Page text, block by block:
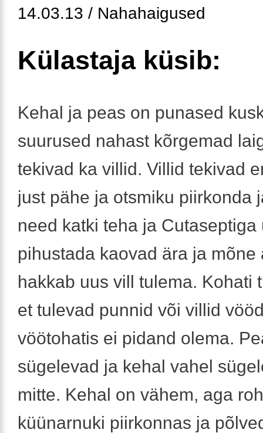
14.03.13 / Nahahaigused
Külastaja küsib:
Kehal ja peas on punased
suurused nahast kõrgemad
tekivad ka villid. Villid tekivad
just pähe ja otsmiku piirkonda
need katki teha ja Cutaseptiga
pihustada kaovad ära ja mõne
hakkab uus vill tulema. Kohati
et tulevad punnid või villid
vöötohatis ei pidand olema.
sügelevad ja kehal vahel
mitte. Kehal on vähem, aga
küünarnuki piirkonnas ja